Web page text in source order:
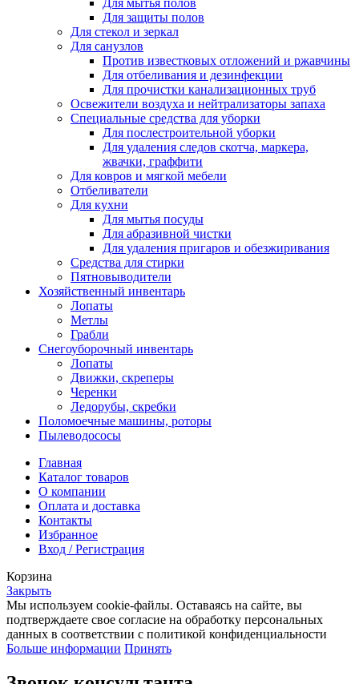
Для мытья полов
Для защиты полов
Для стекол и зеркал
Для санузлов
Против известковых отложений и ржавчины
Для отбеливания и дезинфекции
Для прочистки канализационных труб
Освежители воздуха и нейтрализаторы запаха
Специальные средства для уборки
Для послестроительной уборки
Для удаления следов скотча, маркера,
жвачки, граффити
Для ковров и мягкой мебели
Отбеливатели
Для кухни
Для мытья посуды
Для абразивной чистки
Для удаления пригаров и обезжиривания
Средства для стирки
Пятновыводители
Хозяйственный инвентарь
Лопаты
Метлы
Грабли
Снегоуборочный инвентарь
Лопаты
Движки, скреперы
Черенки
Ледорубы, скребки
Поломоечные машины, роторы
Пылеводососы
Главная
Каталог товаров
О компании
Оплата и доставка
Контакты
Избранное
Вход / Регистрация
Корзина
Закрыть
Мы используем cookie-файлы. Оставаясь на сайте, вы
подтверждаете свое согласие на обработку персональных
данных в соответствии с политикой конфиденциальности
Больше информации Принять